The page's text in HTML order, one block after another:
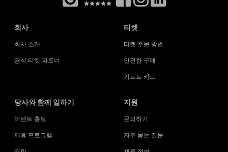
회사
회사 소개
공식 티켓 파트너
티켓
티켓 주문 방법
안전한 구매
기프트 카드
당사와 함께 일하기
이벤트 홍보
제휴 프로그램
지원
문의하기
자주 묻는 질문